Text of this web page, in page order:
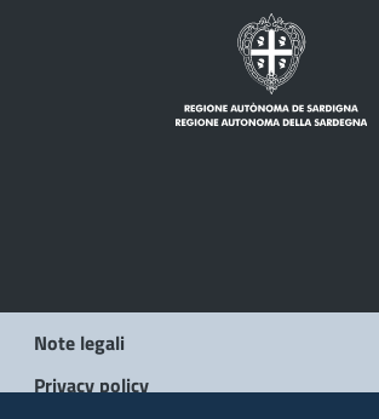
Note legali
Privacy policy